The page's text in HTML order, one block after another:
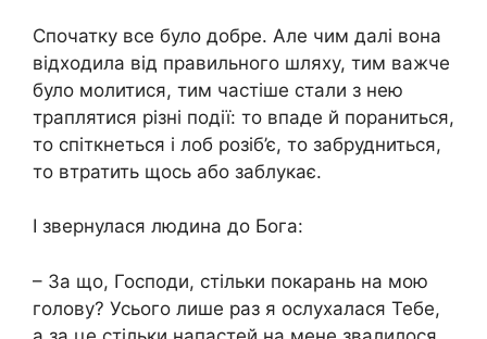
Спочатку все було добре. Але чим далі вона
відходила від правильного шляху, тим важче
було молитися, тим частіше стали з нею
траплятися різні події: то впаде й пораниться,
то спіткнеться і лоб розіб’є, то забрудниться,
то втратить щось або заблукає.
І звернулася людина до Бога:
– За що, Господи, стільки покарань на мою
голову? Усього лише раз я ослухалася Тебе,